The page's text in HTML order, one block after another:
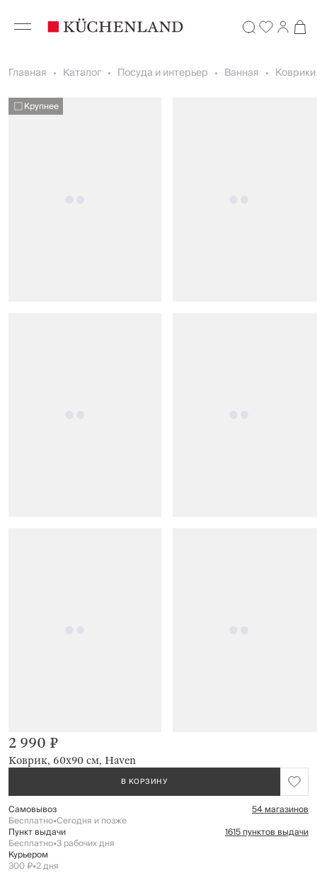
Главная Каталог Посуда и интерьер Ванная
Крупнее
Коврик, 60х90 см, Haven
2 990 ₽
В КОРЗИНУ
Самовывоз 54 магазинов
Бесплатно•Сегодня и позже
Пункт выдачи 1615 пунктов выдачи
Бесплатно•3 рабочих дня
Курьером
300 ₽•2 дня